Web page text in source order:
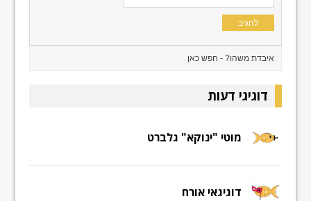
דוגיגי דעות
מוטי "ינוקא" גלברט
דוגיגאי אורח